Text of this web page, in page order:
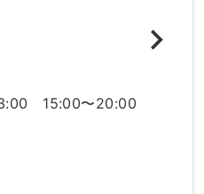
15:00〜20:00